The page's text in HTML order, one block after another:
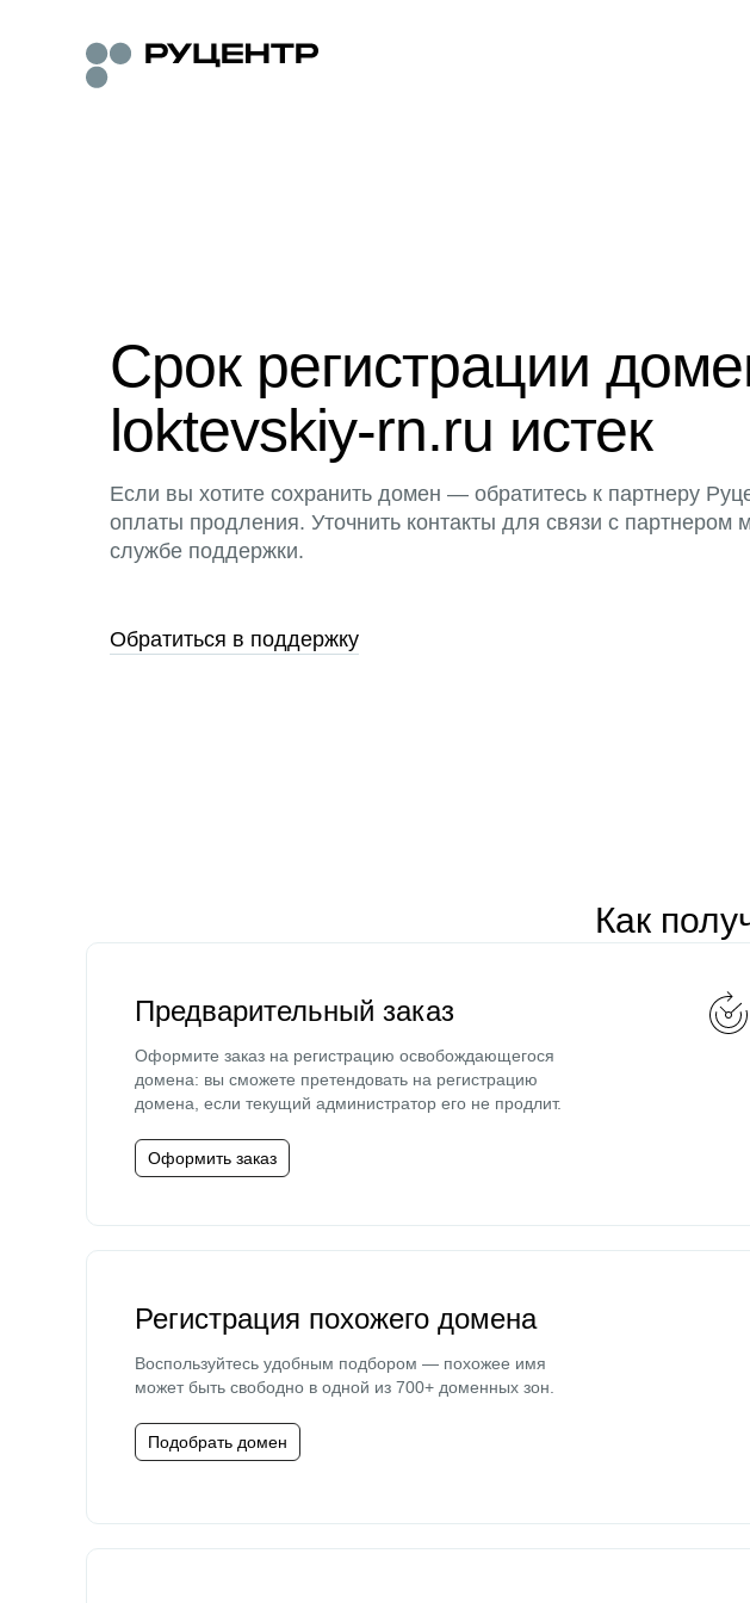
Срок регистрации
loktevskiy-rn.ru истек
Если вы хотите сохранить домен — обратитесь к партнеру
оплаты продления. Уточнить контакты для связи с партнером
службе поддержки.
Обратиться в поддержку
Как
Предварительный заказ
Оформите заказ на регистрацию освобождающегося
домена: вы сможете претендовать на регистрацию
домена, если текущий администратор его не продлит.
Оформить заказ
Регистрация похожего домена
Воспользуйтесь удобным подбором — похожее имя
может быть свободно в одной из 700+ доменных зон.
Подобрать домен